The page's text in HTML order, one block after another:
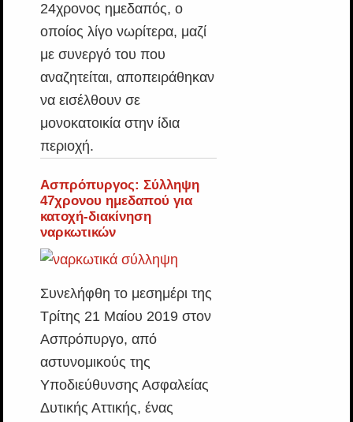
24χρονος ημεδαπός, ο
οποίος λίγο νωρίτερα, μαζί
με συνεργό του που
αναζητείται, αποπειράθηκαν
να εισέλθουν σε
μονοκατοικία στην ίδια
περιοχή.
Ασπρόπυργος: Σύλληψη
47χρονου ημεδαπού για
κατοχή-διακίνηση
ναρκωτικών
Συνελήφθη το μεσημέρι της
Τρίτης 21 Μαίου 2019 στον
Ασπρόπυργο, από
αστυνομικούς της
Υποδιεύθυνσης Ασφαλείας
Δυτικής Αττικής, ένας